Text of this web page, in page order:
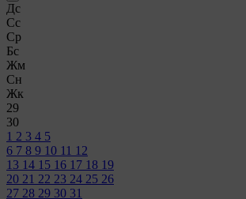
Дс
Сс
Ср
Бс
Жм
Сн
Жк
29
30
1 2 3 4 5
6 7 8 9 10 11 12
13 14 15 16 17 18 19
20 21 22 23 24 25 26
27 28 29 30 31